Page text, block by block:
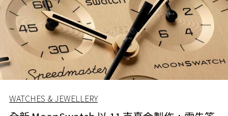
WATCHES & JEWELLERY